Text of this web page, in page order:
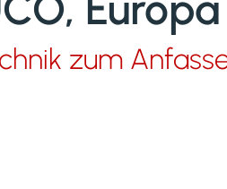
zum